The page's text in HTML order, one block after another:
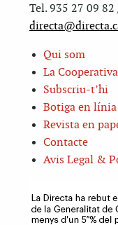
Tel. 935 27 09
Qui som
La
Subscriu-t’hi
Botiga en línia
Revista en
Contacte
Avis Legal &